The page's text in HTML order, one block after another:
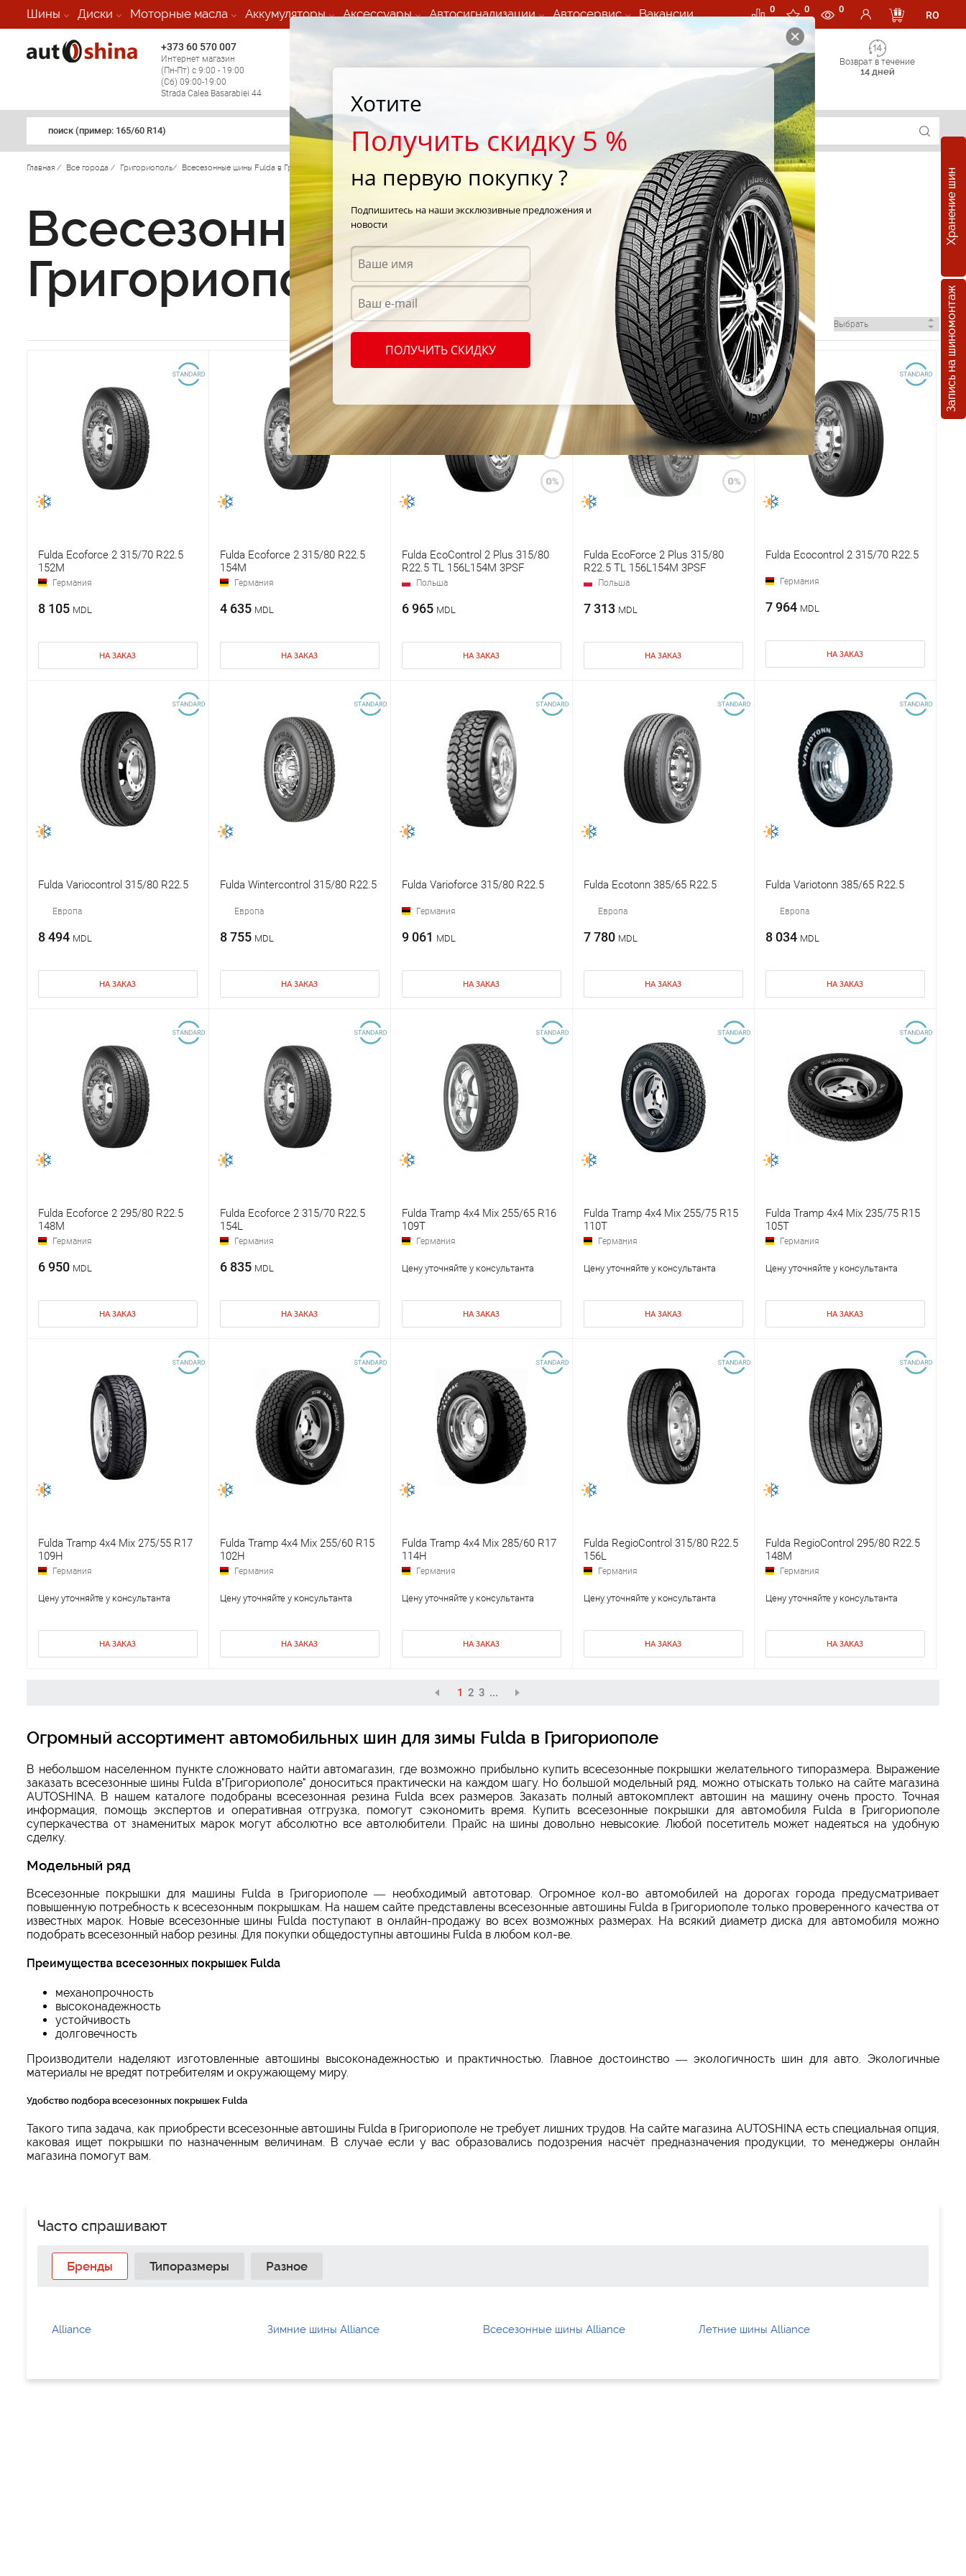
Шины Диски Моторные масла Аккумуляторы Аксессуары Автосигнализации Автосервис Вакансии 0 0 0
RO
+373 60 570 007
Интернет магазин
(Пн-Пт) с 9:00 - 19:00
(Сб) 09:00-19:00
Strada Calea Basarabiei 44
(круглосуточно по всем
(Пн-Пт) с 9:00 - 19:00
Возврат в течение
14 дней
поиск (примеp: 165/60 R14)
Хранение шин
Запись на шиномонтаж
Главная / Все города / Григориополь/ Всесезонные шины Fulda в Григориополе
Всесезонные шины Fulda в
Григориополе
Fulda Ecoforce 2 315/70 R22.5
152M
Германия
8 105 MDL
НА ЗАКАЗ
Fulda Ecoforce 2 315/80 R22.5
154M
Германия
4 635 MDL
НА ЗАКАЗ
Fulda EcoControl 2 Plus 315/80
R22.5 TL 156L154M 3PSF
Польша
6 965 MDL
НА ЗАКАЗ
Fulda EcoForce 2 Plus 315/80
R22.5 TL 156L154M 3PSF
Польша
7 313 MDL
НА ЗАКАЗ
Fulda Ecocontrol 2 315/70 R22.5
Германия
7 964 MDL
НА ЗАКАЗ
Fulda Variocontrol 315/80 R22.5
Европа
8 494 MDL
НА ЗАКАЗ
Fulda Wintercontrol 315/80 R22.5
Европа
8 755 MDL
НА ЗАКАЗ
Fulda Varioforce 315/80 R22.5
Германия
9 061 MDL
НА ЗАКАЗ
Fulda Ecotonn 385/65 R22.5
Европа
7 780 MDL
НА ЗАКАЗ
Fulda Variotonn 385/65 R22.5
Европа
8 034 MDL
НА ЗАКАЗ
Fulda Ecoforce 2 295/80 R22.5
148M
Германия
6 950 MDL
НА ЗАКАЗ
Fulda Ecoforce 2 315/70 R22.5
154L
Германия
6 835 MDL
НА ЗАКАЗ
Fulda Tramp 4x4 Mix 255/65 R16
109T
Германия
Цену уточняйте у консультанта
НА ЗАКАЗ
Fulda Tramp 4x4 Mix 255/75 R15
110T
Германия
Цену уточняйте у консультанта
НА ЗАКАЗ
Fulda Tramp 4x4 Mix 235/75 R15
105T
Германия
Цену уточняйте у консультанта
НА ЗАКАЗ
Fulda Tramp 4x4 Mix 275/55 R17
109H
Германия
Цену уточняйте у консультанта
НА ЗАКАЗ
Fulda Tramp 4x4 Mix 255/60 R15
102H
Германия
Цену уточняйте у консультанта
НА ЗАКАЗ
Fulda Tramp 4x4 Mix 285/60 R17
114H
Германия
Цену уточняйте у консультанта
НА ЗАКАЗ
Fulda RegioControl 315/80 R22.5
156L
Германия
Цену уточняйте у консультанта
НА ЗАКАЗ
Fulda RegioControl 295/80 R22.5
148M
Германия
Цену уточняйте у консультанта
НА ЗАКАЗ
1 2 3 ...
Огромный ассортимент автомобильных шин для зимы Fulda в Григориополе
В небольшом населенном пункте сложновато найти автомагазин, где возможно прибыльно купить всесезонные покрышки желательного типоразмера. Выражение
заказать всесезонные шины Fulda в"Григориополе" доноситься практически на каждом шагу. Но большой модельный ряд, можно отыскать только на сайте магазина
AUTOSHINA. В нашем каталоге подобраны всесезонная резина Fulda всех размеров. Заказать полный автокомплект автошин на машину очень просто. Точная
информация, помощь экспертов и оперативная отгрузка, помогут сэкономить время. Купить всесезонные покрышки для автомобиля Fulda в Григориополе
суперкачества от знаменитых марок могут абсолютно все автолюбители. Прайс на шины довольно невысокие. Любой посетитель может надеяться на удобную
сделку.
Модельный ряд
Всесезонные покрышки для машины Fulda в Григориополе — необходимый автотовар. Огромное кол-во автомобилей на дорогах города предусматривает
повышенную потребность к всесезонным покрышкам. На нашем сайте представлены всесезонные автошины Fulda в Григориополе только проверенного качества от
известных марок. Новые всесезонные шины Fulda поступают в онлайн-продажу во всех возможных размерах. На всякий диаметр диска для автомобиля можно
подобрать всесезонный набор резины. Для покупки общедоступны автошины Fulda в любом кол-ве.
Преимущества всесезонных покрышек Fulda
механопрочность
высоконадежность
устойчивость
долговечность
Производители наделяют изготовленные автошины высоконадежностью и практичностью. Главное достоинство — экологичность шин для авто. Экологичные
материалы не вредят потребителям и окружающему миру.
Удобство подбора всесезонных покрышек Fulda
Такого типа задача, как приобрести всесезонные автошины Fulda в Григориополе не требует лишних трудов. На сайте магазина AUTOSHINA есть специальная опция,
каковая ищет покрышки по назначенным величинам. В случае если у вас образовались подозрения насчёт предназначения продукции, то менеджеры онлайн
магазина помогут вам.
Часто спрашивают
Бренды Типоразмеры Разное
Alliance Зимние шины Alliance Всесезонные шины Alliance Летние шины Alliance
Хотите
Получить скидку 5 %
на первую покупку ?
Подпишитесь на наши эксклюзивные предложения и
новости
ПОЛУЧИТЬ СКИДКУ